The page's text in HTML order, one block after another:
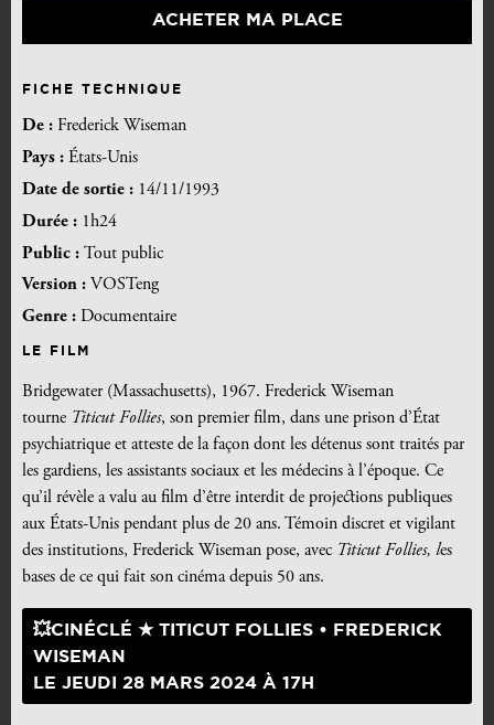
ACHETER MA PLACE
FICHE TECHNIQUE
De : Frederick Wiseman
Pays : États-Unis
Date de sortie : 14/11/1993
Durée : 1h24
Public : Tout public
Version : VOSTeng
Genre : Documentaire
LE FILM
Bridgewater (Massachusetts), 1967. Frederick Wiseman
tourne Titicut Follies, son premier film, dans une prison d’État
psychiatrique et atteste de la façon dont les détenus sont traités par
les gardiens, les assistants sociaux et les médecins à l’époque. Ce
qu’il révèle a valu au film d’être interdit de projections publiques
aux États-Unis pendant plus de 20 ans. Témoin discret et vigilant
des institutions, Frederick Wiseman pose, avec Titicut Follies, les
bases de ce qui fait son cinéma depuis 50 ans.
💥CINÉCLÉ ★ TITICUT FOLLIES • FREDERICK
WISEMAN
LE JEUDI 28 MARS 2024 À 17H